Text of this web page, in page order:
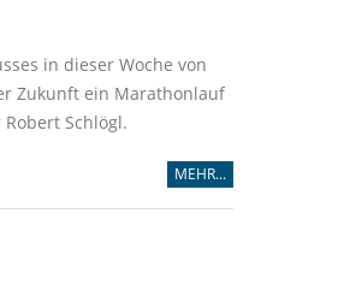
in dieser Woche von
Zukunft ein Marathonlauf
Schlögl.
MEHR...